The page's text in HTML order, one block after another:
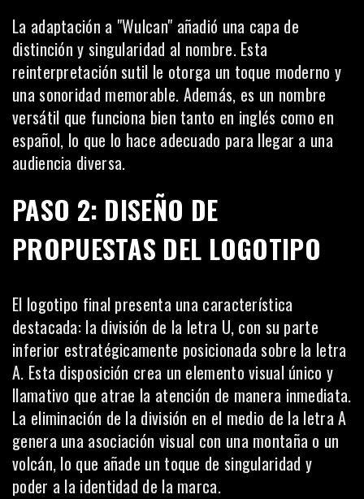
La adaptación a "Wulcan" añadió una capa de
distinción y singularidad al nombre. Esta
reinterpretación sutil le otorga un toque moderno y
una sonoridad memorable. Además, es un nombre
versátil que funciona bien tanto en inglés como en
español, lo que lo hace adecuado para llegar a una
audiencia diversa.
PASO 2: DISEÑO DE
PROPUESTAS DEL LOGOTIPO
El logotipo final presenta una característica
destacada: la división de la letra U, con su parte
inferior estratégicamente posicionada sobre la letra
A. Esta disposición crea un elemento visual único y
llamativo que atrae la atención de manera inmediata.
La eliminación de la división en el medio de la letra A
genera una asociación visual con una montaña o un
volcán, lo que añade un toque de singularidad y
poder a la identidad de la marca.